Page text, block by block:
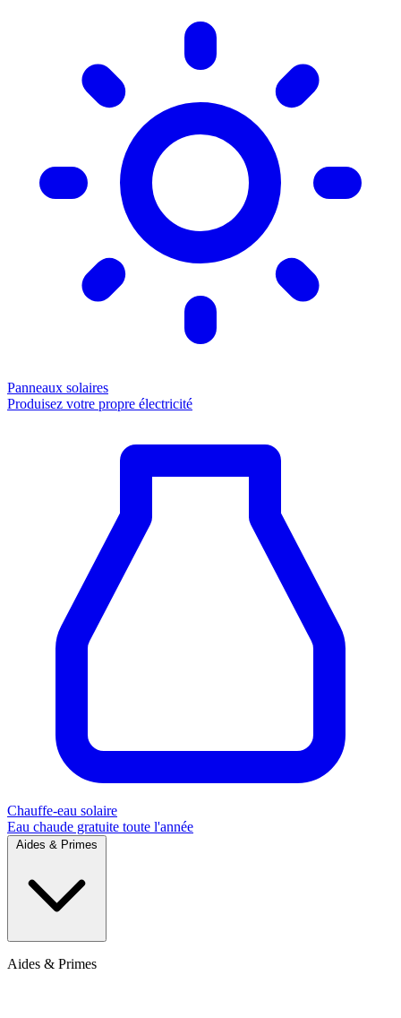
Panneaux solaires
Produisez votre propre électricité
Chauffe-eau solaire
Eau chaude gratuite toute l'année
Aides & Primes